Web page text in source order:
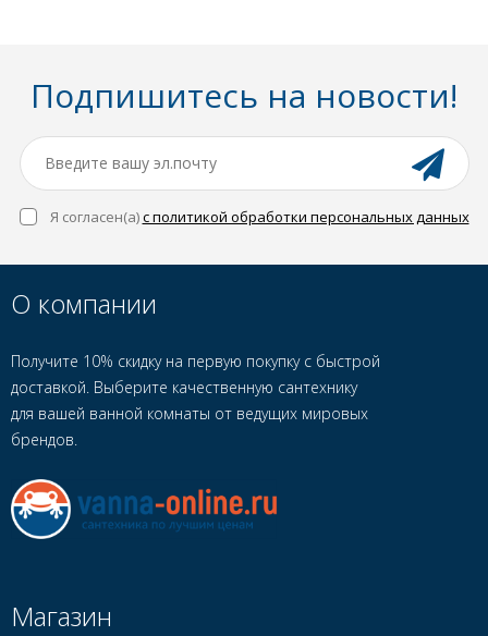
Подпишитесь на новости!
Я согласен(a)с политикой обработки персональных данных
О компании
Получите 10% скидку на первую покупку с быстрой
доставкой. Выберите качественную сантехнику
для вашей ванной комнаты от ведущих мировых
брендов.
Магазин